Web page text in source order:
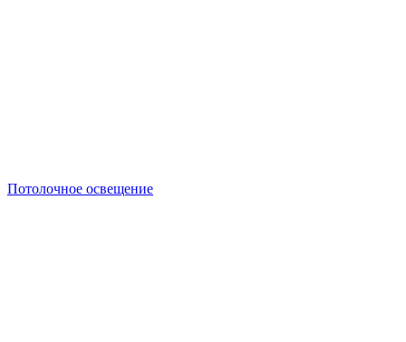
Потолочное освещение